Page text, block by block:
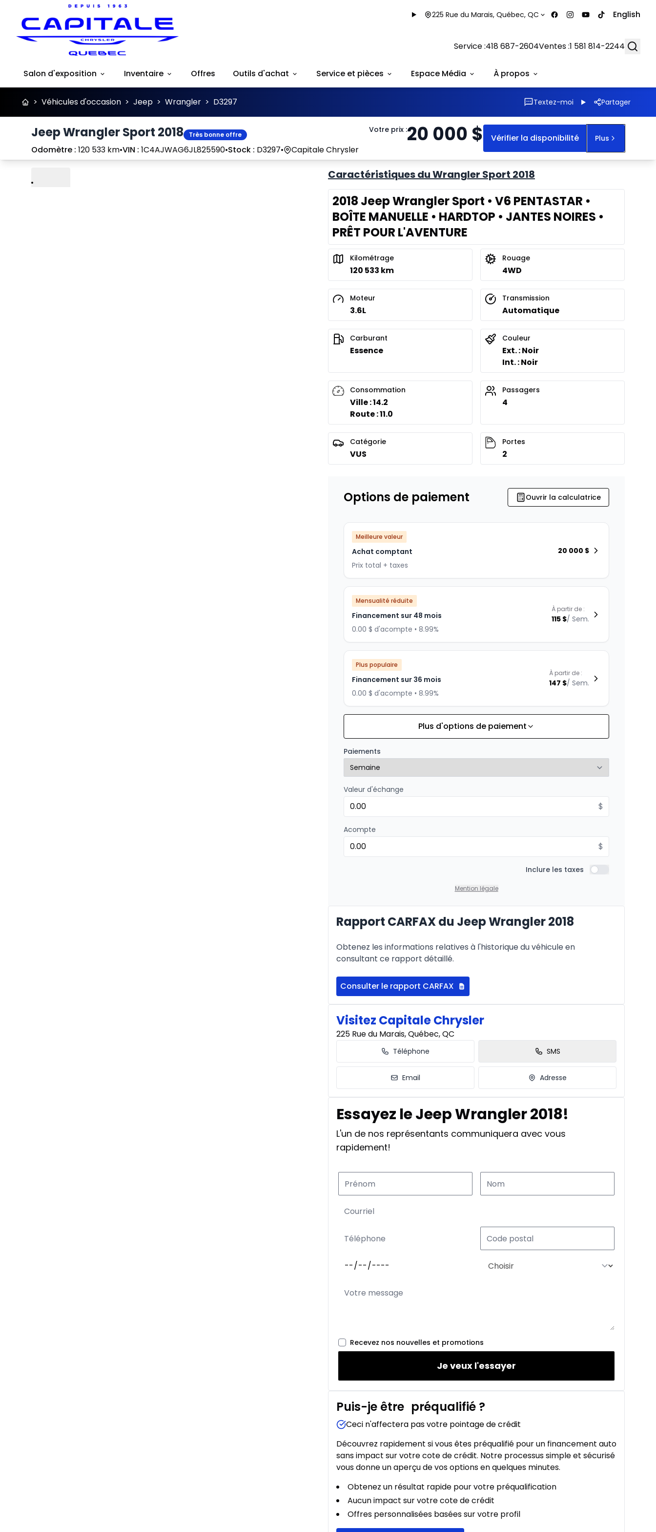
225 Rue du Marais, Québec, QC English
Service :418 687-2604Ventes :1 581 814-2244
Salon d'exposition Inventaire Offres Outils d'achat Service et pièces Espace Média À propos
> Véhicules d'occasion > Jeep > Wrangler > D3297 Textez-moi Partager
Jeep Wrangler Sport 2018 Très bonne offre
Odomètre : 120 533 km•VIN : 1C4AJWAG6JL825590•Stock : D3297• Capitale Chrysler
Votre prix :20 000 $ Vérifier la disponibilité Plus
Lire Précédent
Suivant
Caractéristiques du Wrangler Sport 2018
2018 Jeep Wrangler Sport • V6 PENTASTAR •
BOÎTE MANUELLE • HARDTOP • JANTES NOIRES •
PRÊT POUR L'AVENTURE
Kilométrage
120 533 km
Rouage
4WD
Moteur
3.6L
Transmission
Automatique
Carburant
Essence
Couleur
Ext. : Noir
Int. : Noir
Consommation
Ville : 14.2
Route : 11.0
Passagers
4
Catégorie
VUS
Portes
2
Options de paiement Ouvrir la calculatrice
Meilleure valeur
Achat comptant
Prix total + taxes
20 000 $
Mensualité réduite
Financement sur 48 mois
0.00 $ d'acompte • 8.99%
À partir de :
115 $/ Sem.
Plus populaire
Financement sur 36 mois
0.00 $ d'acompte • 8.99%
À partir de :
147 $/ Sem.
Financement sur 24 mois
0.00 $ d'acompte • 8.99%
À partir de :
Plus d'options de paiement
Paiements
Valeur d'échange
$
Acompte
$
Inclure les taxes Inclure les taxes
Mention légale
Rapport CARFAX du Jeep Wrangler 2018
Obtenez les informations relatives à l'historique du véhicule en
consultant ce rapport détaillé.
Consulter le rapport CARFAX
Visitez Capitale Chrysler
225 Rue du Marais, Québec, QC
Téléphone SMS
Email Adresse
Essayez le Jeep Wrangler 2018!
L'un de nos représentants communiquera avec vous
rapidement!
Recevez nos nouvelles et promotions
Je veux l'essayer
Puis-je être préqualifié ?
Ceci n'affectera pas votre pointage de crédit
Découvrez rapidement si vous êtes préqualifié pour un financement auto
sans impact sur votre cote de crédit. Notre processus simple et sécurisé
vous donne un aperçu de vos options en quelques minutes.
Obtenez un résultat rapide pour votre préqualification
Aucun impact sur votre cote de crédit
Offres personnalisées basées sur votre profil